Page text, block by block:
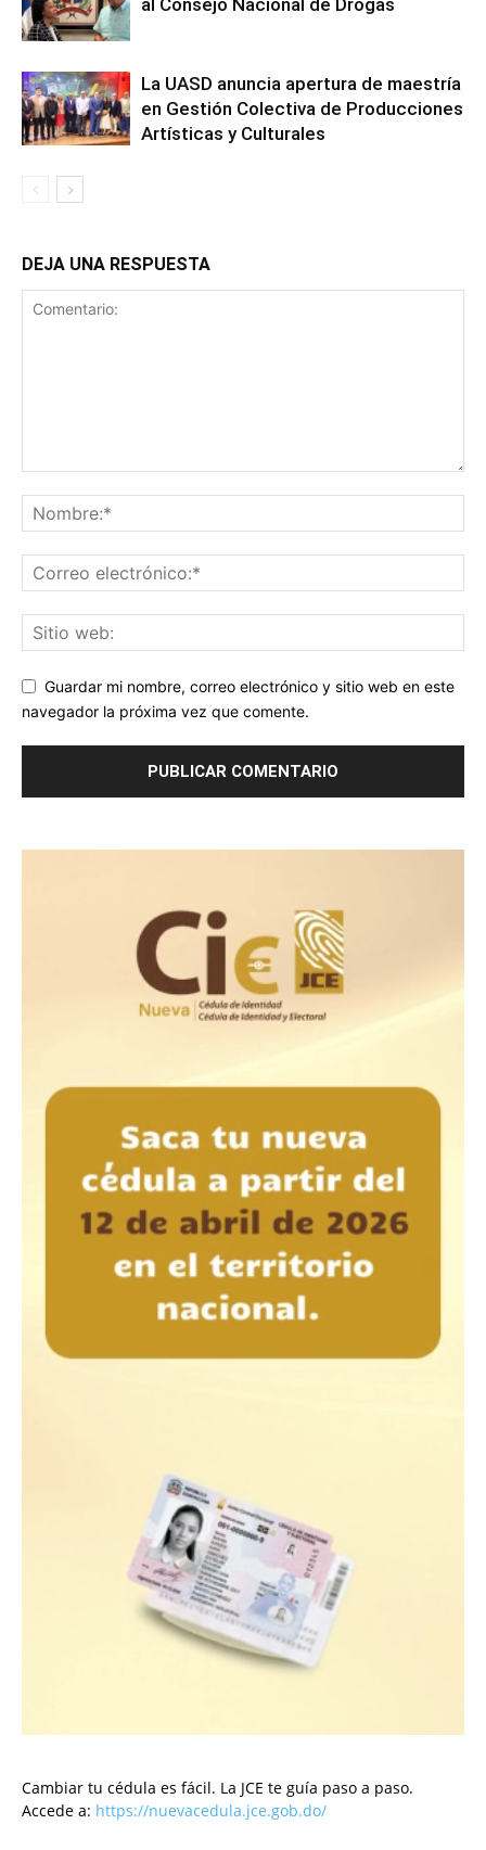
La UASD anuncia apertura de maestría
en Gestión Colectiva de Producciones
Artísticas y Culturales
DEJA UNA RESPUESTA
Guardar mi nombre, correo electrónico y sitio web en este
navegador la próxima vez que comente.
Cambiar tu cédula es fácil. La JCE te guía paso a paso.
Accede a: https://nuevacedula.jce.gob.do/